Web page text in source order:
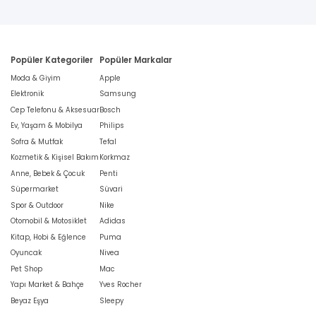
Popüler Kategoriler
Moda & Giyim
Elektronik
Cep Telefonu & Aksesuar
Ev, Yaşam & Mobilya
Sofra & Mutfak
Kozmetik & Kişisel Bakım
Anne, Bebek & Çocuk
Süpermarket
Spor & Outdoor
Otomobil & Motosiklet
Kitap, Hobi & Eğlence
Oyuncak
Pet Shop
Yapı Market & Bahçe
Beyaz Eşya
Popüler Markalar
Apple
Samsung
Bosch
Philips
Tefal
Korkmaz
Penti
Süvari
Nike
Adidas
Puma
Nivea
Mac
Yves Rocher
Sleepy